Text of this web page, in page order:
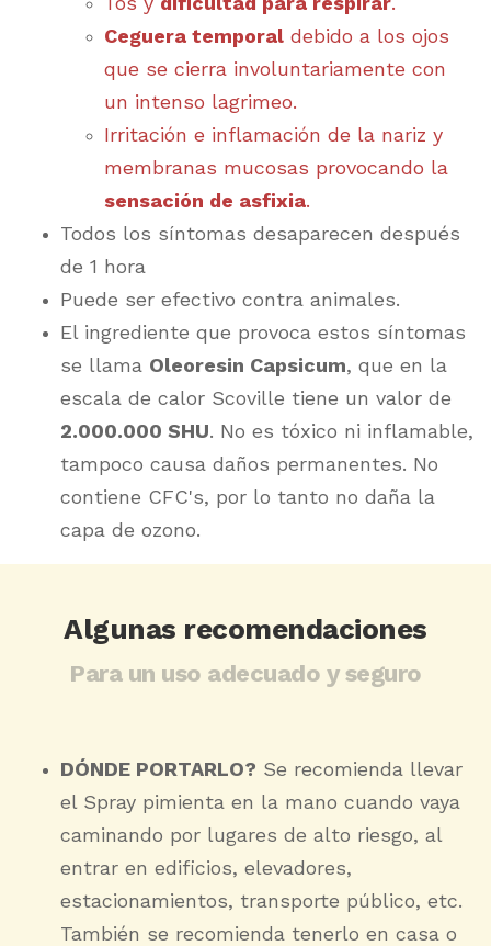
Ceguera temporal debido a los ojos
que se cierra involuntariamente con
un intenso lagrimeo.
Irritación e inflamación de la nariz y
membranas mucosas provocando la
sensación de asfixia.
Todos los síntomas desaparecen después
de 1 hora
Puede ser efectivo contra animales.
El ingrediente que provoca estos síntomas
se llama Oleoresin Capsicum, que en la
escala de calor Scoville tiene un valor de
2.000.000 SHU. No es tóxico ni inflamable,
tampoco causa daños permanentes. No
contiene CFC's, por lo tanto no daña la
capa de ozono.
Algunas recomendaciones
Para un uso adecuado y seguro
DÓNDE PORTARLO? Se recomienda llevar
el Spray pimienta en la mano cuando vaya
caminando por lugares de alto riesgo, al
entrar en edificios, elevadores,
estacionamientos, transporte público, etc.
También se recomienda tenerlo en casa o